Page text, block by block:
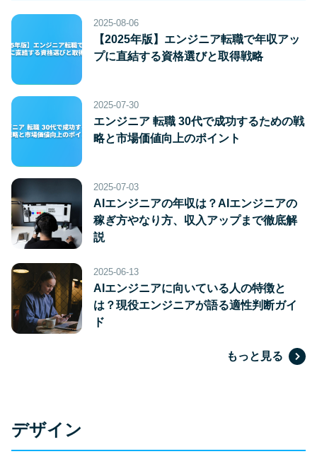
2025-08-06
【2025年版】エンジニア転職で年収アッ
プに直結する資格選びと取得戦略
2025-07-30
エンジニア 転職 30代で成功するための戦
略と市場価値向上のポイント
2025-07-03
AIエンジニアの年収は？AIエンジニアの
稼ぎ方やなり方、収入アップまで徹底解
説
2025-06-13
AIエンジニアに向いている人の特徴と
は？現役エンジニアが語る適性判断ガイ
ド
もっと見る
デザイン